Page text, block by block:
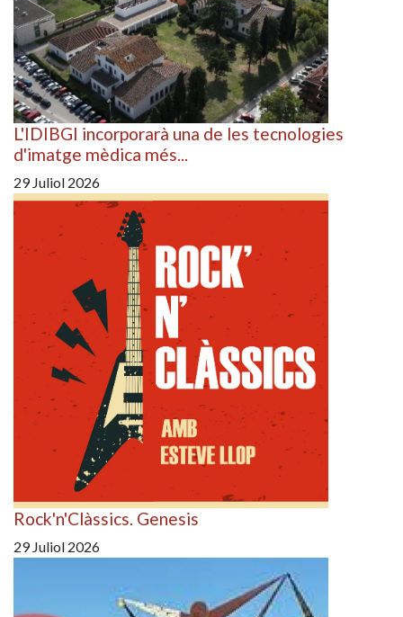
L'IDIBGI incorporarà una de les tecnologies
d'imatge mèdica més...
29 Juliol 2026
Rock'n'Clàssics. Genesis
29 Juliol 2026